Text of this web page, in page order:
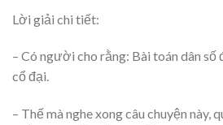
Lời giải chi tiết:
– Có người cho rằng: Bài toán dân
cổ đại.
– Thế mà nghe xong câu chuyện này,